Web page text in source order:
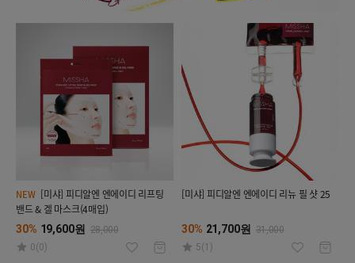
NEW
밴드 & 겔 마스크(4매입)
30% 19,600원 28,000
0(0)
[미샤] 피디알엔 엔에이디 리뉴 필 샷 25
30% 21,700원 31,000
5(1)